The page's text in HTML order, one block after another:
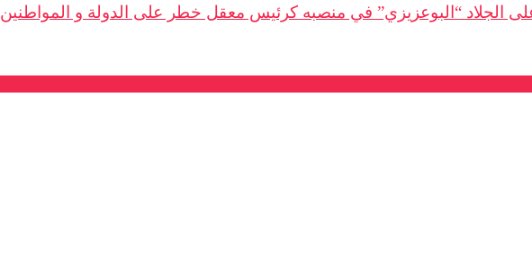
الجلاد “البوعزيزي” في منصبه كرئيس معقل خطر على الدولة و المواطنين